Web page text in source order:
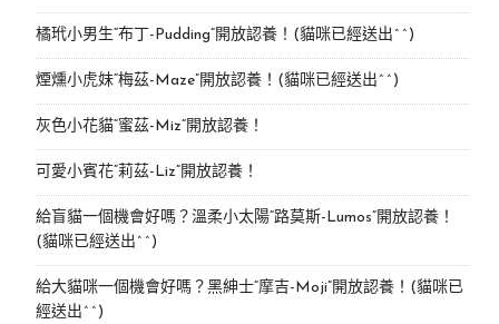
橘玳小男生“布丁-Pudding”開放認養！(貓咪已經送出^^)
煙燻小虎妹“梅茲-Maze”開放認養！(貓咪已經送出^^)
灰色小花貓“蜜茲-Miz”開放認養！
可愛小賓花“莉茲-Liz”開放認養！
給盲貓一個機會好嗎？溫柔小太陽“路莫斯-Lumos”開放認養！
(貓咪已經送出^^)
給大貓咪一個機會好嗎？黑紳士“摩吉-Moji”開放認養！(貓咪已
經送出^^)